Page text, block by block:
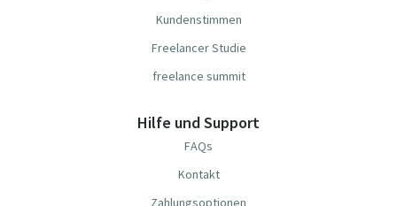
Kundenstimmen
Freelancer Studie
freelance summit
Hilfe und Support
FAQs
Kontakt
Zahlungsoptionen